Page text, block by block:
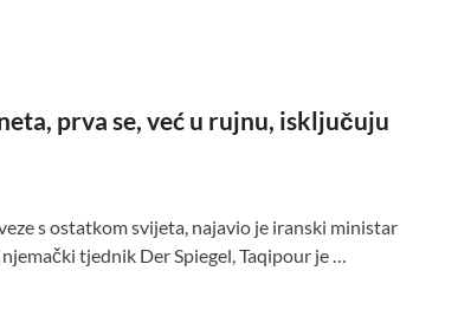
prva se, već u rujnu, isključuju
s ostatkom svijeta, najavio je iranski ministar
tjednik Der Spiegel, Taqipour je …